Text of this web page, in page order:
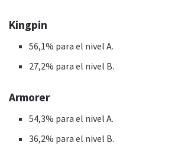
Kingpin
56,1% para el nivel A.
27,2% para el nivel B.
Armorer
54,3% para el nivel A.
36,2% para el nivel B.